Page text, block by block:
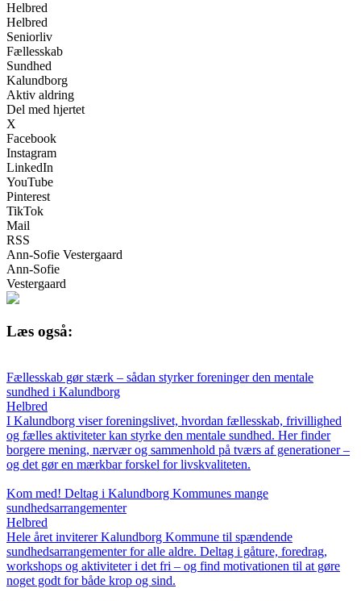
Helbred
Helbred
Seniorliv
Fællesskab
Sundhed
Kalundborg
Aktiv aldring
Del med hjertet
X
Facebook
Instagram
LinkedIn
YouTube
Pinterest
TikTok
Mail
RSS
Ann-Sofie Vestergaard
Ann-Sofie
Vestergaard
Læs også:
Fællesskab gør stærk – sådan styrker foreninger den mentale
sundhed i Kalundborg
Helbred
I Kalundborg viser foreningslivet, hvordan fællesskab, frivillighed
og fælles aktiviteter kan styrke den mentale sundhed. Her finder
borgere mening, nærvær og sammenhold på tværs af generationer –
og det gør en mærkbar forskel for livskvaliteten.
Kom med! Deltag i Kalundborg Kommunes mange
sundhedsarrangementer
Helbred
Hele året inviterer Kalundborg Kommune til spændende
sundhedsarrangementer for alle aldre. Deltag i gåture, foredrag,
workshops og aktiviteter i det fri – og find motivationen til at gøre
noget godt for både krop og sind.